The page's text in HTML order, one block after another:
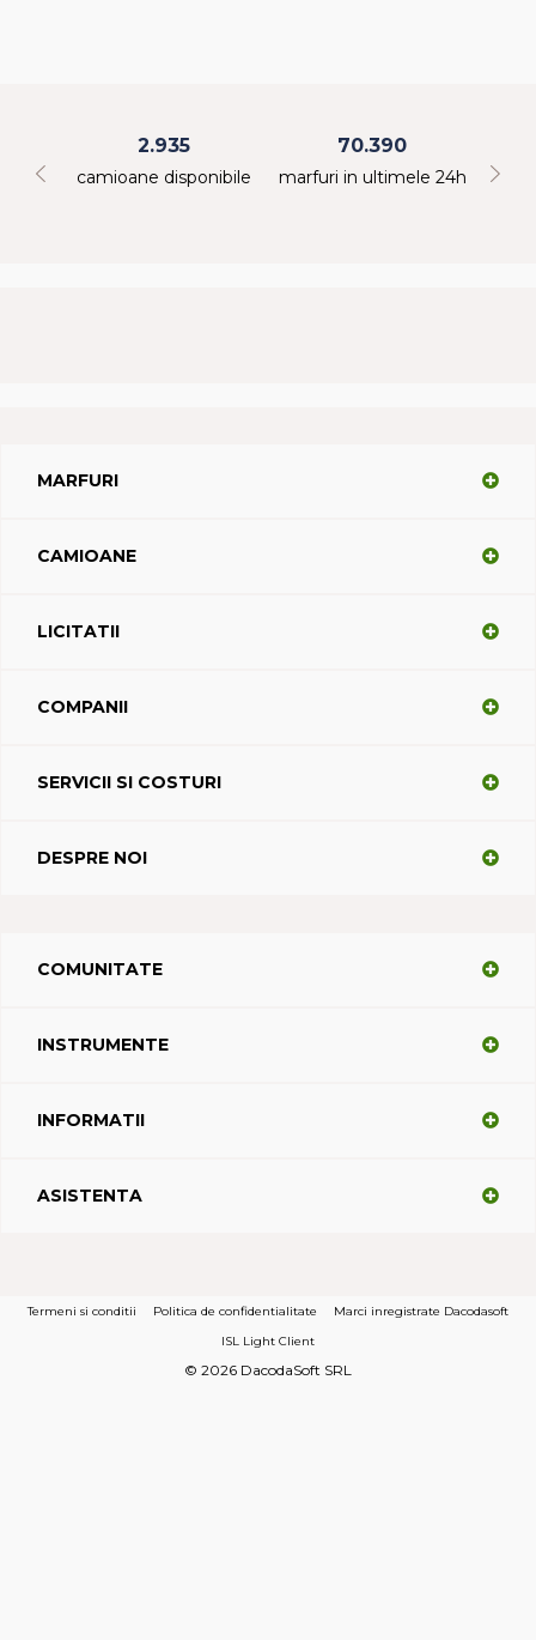
2.935
camioane disponibile
70.390
marfuri in ultimele 24h
MARFURI
CAMIOANE
LICITATII
COMPANII
SERVICII SI COSTURI
DESPRE NOI
COMUNITATE
INSTRUMENTE
INFORMATII
ASISTENTA
Termeni si conditii Politica de confidentialitate
Marci inregistrate Dacodasoft
ISL Light Client
© 2026 DacodaSoft SRL